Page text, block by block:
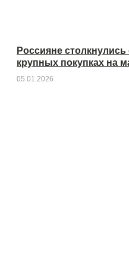
Россияне
крупных покупках на
05.01.2026